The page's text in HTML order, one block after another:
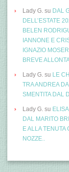
Lady G. su DAL
DELL’ESTATE
BELEN
IANNONE E
IGNAZIO
BREVE
Lady G. su LE
TRA ANDREA
SMENTITA DAL
Lady G. su
DAL MARITO
E ALLA
NOZZE..